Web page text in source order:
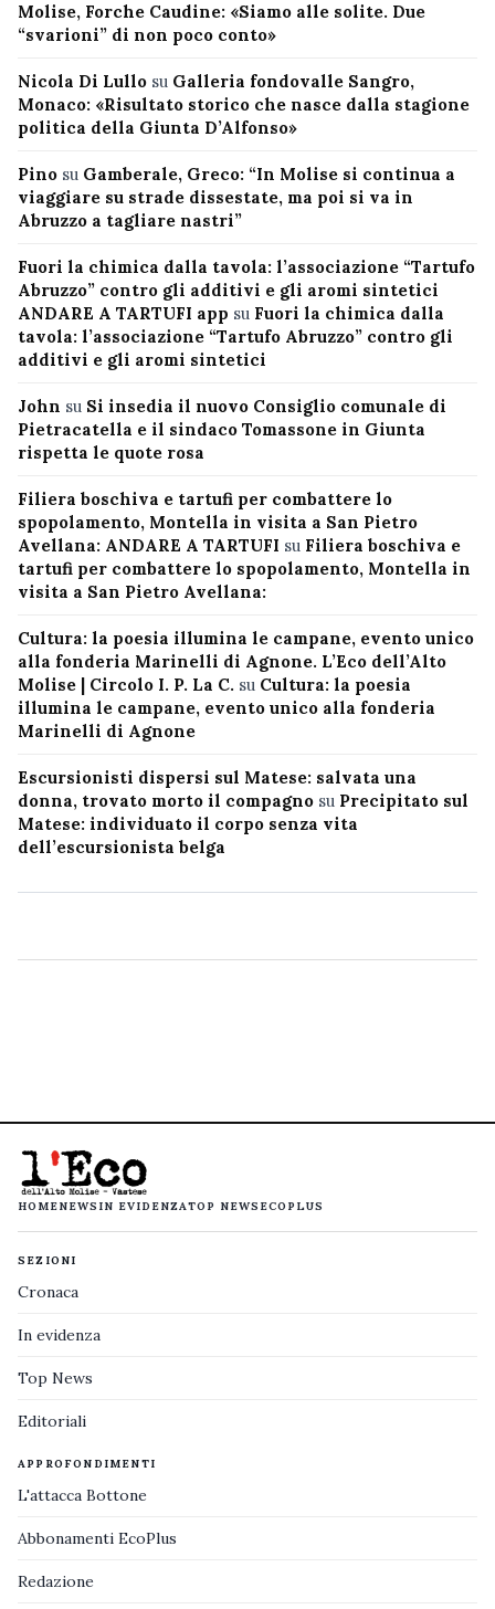
Molise, Forche Caudine: «Siamo alle solite. Due
“svarioni” di non poco conto»
Nicola Di Lullo su Galleria fondovalle Sangro,
Monaco: «Risultato storico che nasce dalla stagione
politica della Giunta D’Alfonso»
Pino su Gamberale, Greco: “In Molise si continua a
viaggiare su strade dissestate, ma poi si va in
Abruzzo a tagliare nastri”
Fuori la chimica dalla tavola: l’associazione “Tartufo
Abruzzo” contro gli additivi e gli aromi sintetici
ANDARE A TARTUFI app su Fuori la chimica dalla
tavola: l’associazione “Tartufo Abruzzo” contro gli
additivi e gli aromi sintetici
John su Si insedia il nuovo Consiglio comunale di
Pietracatella e il sindaco Tomassone in Giunta
rispetta le quote rosa
Filiera boschiva e tartufi per combattere lo
spopolamento, Montella in visita a San Pietro
Avellana: ANDARE A TARTUFI su Filiera boschiva e
tartufi per combattere lo spopolamento, Montella in
visita a San Pietro Avellana:
Cultura: la poesia illumina le campane, evento unico
alla fonderia Marinelli di Agnone. L’Eco dell’Alto
Molise | Circolo I. P. La C. su Cultura: la poesia
illumina le campane, evento unico alla fonderia
Marinelli di Agnone
Escursionisti dispersi sul Matese: salvata una
donna, trovato morto il compagno su Precipitato sul
Matese: individuato il corpo senza vita
dell’escursionista belga
HOMENEWS IN EVIDENZATOP NEWS ECOPLUS
SEZIONI
Cronaca
In evidenza
Top News
Editoriali
APPROFONDIMENTI
L'attacca Bottone
Abbonamenti EcoPlus
Redazione